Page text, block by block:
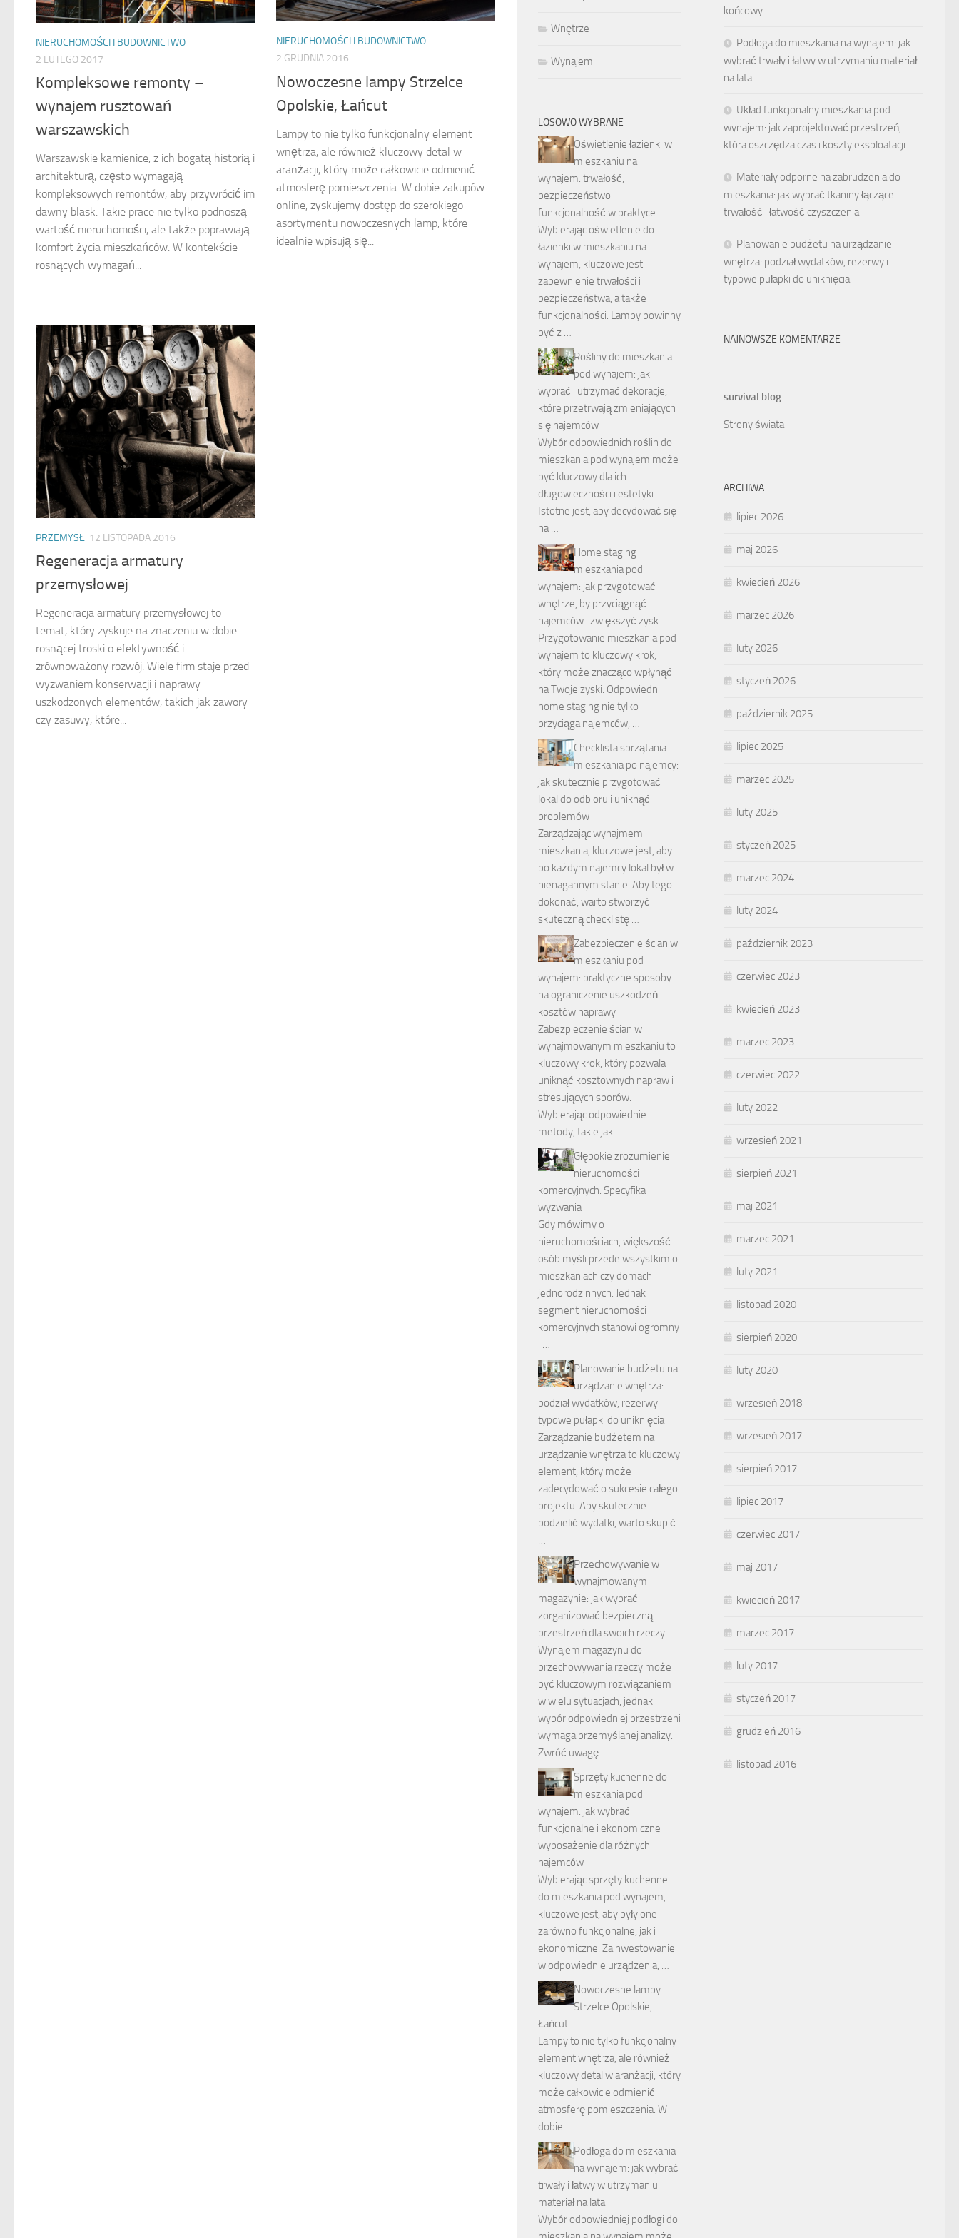
NIERUCHOMOŚCI I BUDOWNICTWO
2 LUTEGO 2017
Kompleksowe remonty –
wynajem rusztowań
warszawskich
Warszawskie kamienice, z ich bogatą historią i
architekturą, często wymagają
kompleksowych remontów, aby przywrócić im
dawny blask. Takie prace nie tylko podnoszą
wartość nieruchomości, ale także poprawiają
komfort życia mieszkańców. W kontekście
rosnących wymagań...
NIERUCHOMOŚCI I BUDOWNICTWO
2 GRUDNIA 2016
Nowoczesne lampy Strzelce
Opolskie, Łańcut
Lampy to nie tylko funkcjonalny element
wnętrza, ale również kluczowy detal w
aranżacji, który może całkowicie odmienić
atmosferę pomieszczenia. W dobie zakupów
online, zyskujemy dostęp do szerokiego
asortymentu nowoczesnych lamp, które
idealnie wpisują się...
PRZEMYSŁ 12 LISTOPADA 2016
Regeneracja armatury
przemysłowej
Regeneracja armatury przemysłowej to
temat, który zyskuje na znaczeniu w dobie
rosnącej troski o efektywność i
zrównoważony rozwój. Wiele firm staje przed
wyzwaniem konserwacji i naprawy
uszkodzonych elementów, takich jak zawory
czy zasuwy, które...
końcowy
Podłoga do mieszkania na wynajem: jak
wybrać trwały i łatwy w utrzymaniu materiał
na lata
Układ funkcjonalny mieszkania pod
wynajem: jak zaprojektować przestrzeń,
która oszczędza czas i koszty eksploatacji
Materiały odporne na zabrudzenia do
mieszkania: jak wybrać tkaniny łączące
trwałość i łatwość czyszczenia
Planowanie budżetu na urządzanie
wnętrza: podział wydatków, rezerwy i
typowe pułapki do uniknięcia
NAJNOWSZE KOMENTARZE
survival blog
Strony świata
ARCHIWA
lipiec 2026
maj 2026
kwiecień 2026
marzec 2026
luty 2026
styczeń 2026
październik 2025
lipiec 2025
marzec 2025
luty 2025
styczeń 2025
marzec 2024
luty 2024
październik 2023
czerwiec 2023
kwiecień 2023
marzec 2023
czerwiec 2022
luty 2022
wrzesień 2021
sierpień 2021
maj 2021
marzec 2021
luty 2021
listopad 2020
sierpień 2020
luty 2020
wrzesień 2018
wrzesień 2017
sierpień 2017
lipiec 2017
czerwiec 2017
maj 2017
kwiecień 2017
marzec 2017
luty 2017
styczeń 2017
grudzień 2016
listopad 2016
Wnętrze
Wynajem
LOSOWO WYBRANE
Oświetlenie łazienki w
mieszkaniu na
wynajem: trwałość,
bezpieczeństwo i
funkcjonalność w praktyce
Wybierając oświetlenie do
łazienki w mieszkaniu na
wynajem, kluczowe jest
zapewnienie trwałości i
bezpieczeństwa, a także
funkcjonalności. Lampy powinny
być z …
Rośliny do mieszkania
pod wynajem: jak
wybrać i utrzymać dekoracje,
które przetrwają zmieniających
się najemców
Wybór odpowiednich roślin do
mieszkania pod wynajem może
być kluczowy dla ich
długowieczności i estetyki.
Istotne jest, aby decydować się
na …
Home staging
mieszkania pod
wynajem: jak przygotować
wnętrze, by przyciągnąć
najemców i zwiększyć zysk
Przygotowanie mieszkania pod
wynajem to kluczowy krok,
który może znacząco wpłynąć
na Twoje zyski. Odpowiedni
home staging nie tylko
przyciąga najemców, …
Checklista sprzątania
mieszkania po najemcy:
jak skutecznie przygotować
lokal do odbioru i uniknąć
problemów
Zarządzając wynajmem
mieszkania, kluczowe jest, aby
po każdym najemcy lokal był w
nienagannym stanie. Aby tego
dokonać, warto stworzyć
skuteczną checklistę …
Zabezpieczenie ścian w
mieszkaniu pod
wynajem: praktyczne sposoby
na ograniczenie uszkodzeń i
kosztów naprawy
Zabezpieczenie ścian w
wynajmowanym mieszkaniu to
kluczowy krok, który pozwala
uniknąć kosztownych napraw i
stresujących sporów.
Wybierając odpowiednie
metody, takie jak …
Głębokie zrozumienie
nieruchomości
komercyjnych: Specyfika i
wyzwania
Gdy mówimy o
nieruchomościach, większość
osób myśli przede wszystkim o
mieszkaniach czy domach
jednorodzinnych. Jednak
segment nieruchomości
komercyjnych stanowi ogromny
i …
Planowanie budżetu na
urządzanie wnętrza:
podział wydatków, rezerwy i
typowe pułapki do uniknięcia
Zarządzanie budżetem na
urządzanie wnętrza to kluczowy
element, który może
zadecydować o sukcesie całego
projektu. Aby skutecznie
podzielić wydatki, warto skupić
…
Przechowywanie w
wynajmowanym
magazynie: jak wybrać i
zorganizować bezpieczną
przestrzeń dla swoich rzeczy
Wynajem magazynu do
przechowywania rzeczy może
być kluczowym rozwiązaniem
w wielu sytuacjach, jednak
wybór odpowiedniej przestrzeni
wymaga przemyślanej analizy.
Zwróć uwagę …
Sprzęty kuchenne do
mieszkania pod
wynajem: jak wybrać
funkcjonalne i ekonomiczne
wyposażenie dla różnych
najemców
Wybierając sprzęty kuchenne
do mieszkania pod wynajem,
kluczowe jest, aby były one
zarówno funkcjonalne, jak i
ekonomiczne. Zainwestowanie
w odpowiednie urządzenia, …
Nowoczesne lampy
Strzelce Opolskie,
Łańcut
Lampy to nie tylko funkcjonalny
element wnętrza, ale również
kluczowy detal w aranżacji, który
może całkowicie odmienić
atmosferę pomieszczenia. W
dobie …
Podłoga do mieszkania
na wynajem: jak wybrać
trwały i łatwy w utrzymaniu
materiał na lata
Wybór odpowiedniej podłogi do